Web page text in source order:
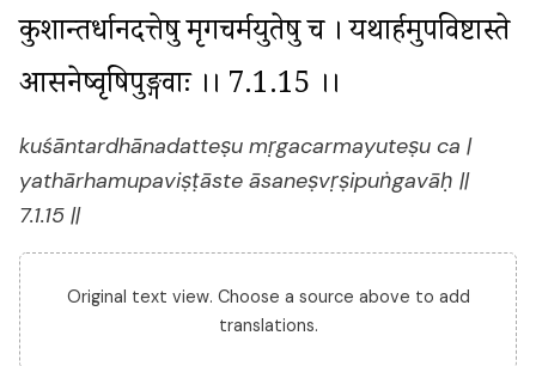
कुशान्तर्धानदत्तेषु मृगचर्मयुतेषु च । यथार्हमुपविष्टास्ते
आसनेष्वृषिपुङ्गवाः ।। 7.1.15 ।।
kuśāntardhānadatteṣu mṛgacarmayuteṣu ca |
yathārhamupaviṣṭāste āsaneṣvṛṣipuṅgavāḥ ||
7.1.15 ||
Original text view. Choose a source above to add
translations.